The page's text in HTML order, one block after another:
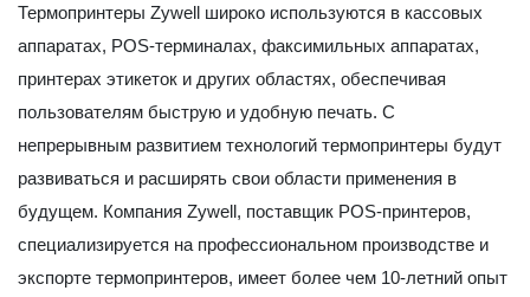
Термопринтеры Zywell широко используются в кассовых
аппаратах, POS-терминалах, факсимильных аппаратах,
принтерах этикеток и других областях, обеспечивая
пользователям быструю и удобную печать. С
непрерывным развитием технологий термопринтеры будут
развиваться и расширять свои области применения в
будущем. Компания Zywell, поставщик POS-принтеров,
специализируется на профессиональном производстве и
экспорте термопринтеров, имеет более чем 10-летний опыт